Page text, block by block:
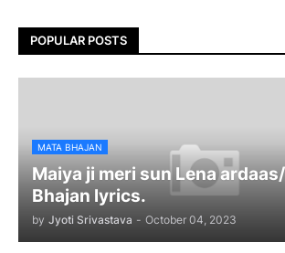
POPULAR POSTS
MATA BHAJAN
Maiya ji meri sun Lena
Bhajan lyrics.
by Jyoti Srivastava - October 04, 2023